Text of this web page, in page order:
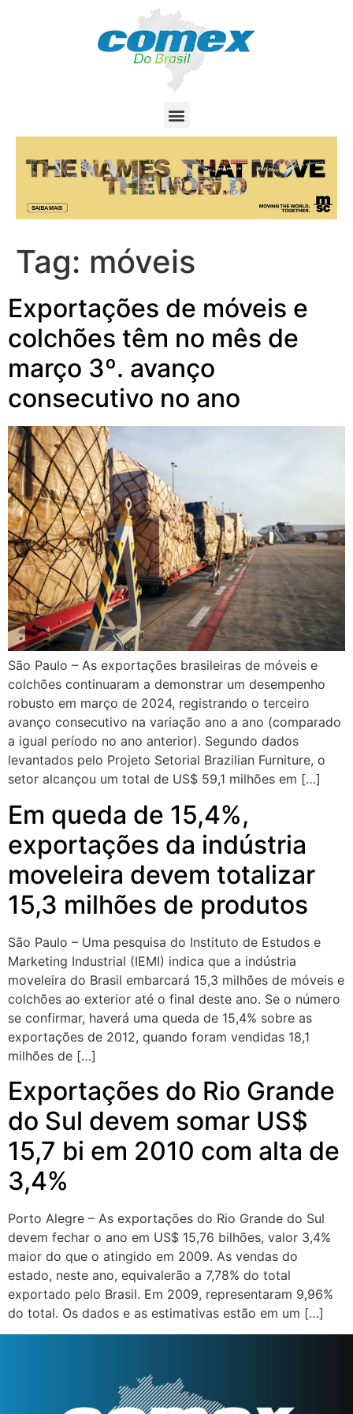
Tag: móveis
Exportações de móveis e
colchões têm no mês de
março 3º. avanço
consecutivo no ano
São Paulo – As exportações brasileiras de móveis e
colchões continuaram a demonstrar um desempenho
robusto em março de 2024, registrando o terceiro
avanço consecutivo na variação ano a ano (comparado
a igual período no ano anterior). Segundo dados
levantados pelo Projeto Setorial Brazilian Furniture, o
setor alcançou um total de US$ 59,1 milhões em […]
Em queda de 15,4%,
exportações da indústria
moveleira devem totalizar
15,3 milhões de produtos
São Paulo – Uma pesquisa do Instituto de Estudos e
Marketing Industrial (IEMI) indica que a indústria
moveleira do Brasil embarcará 15,3 milhões de móveis e
colchões ao exterior até o final deste ano. Se o número
se confirmar, haverá uma queda de 15,4% sobre as
exportações de 2012, quando foram vendidas 18,1
milhões de […]
Exportações do Rio Grande
do Sul devem somar US$
15,7 bi em 2010 com alta de
3,4%
Porto Alegre – As exportações do Rio Grande do Sul
devem fechar o ano em US$ 15,76 bilhões, valor 3,4%
maior do que o atingido em 2009. As vendas do
estado, neste ano, equivalerão a 7,78% do total
exportado pelo Brasil. Em 2009, representaram 9,96%
do total. Os dados e as estimativas estão em um […]